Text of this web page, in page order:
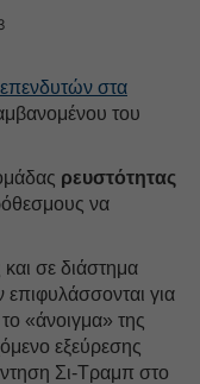
επενδυτών στα
του
ρευστότητας
να
σε διάστημα
για
«άνοιγμα» της
εξεύρεσης
Σι-Τραμπ στο